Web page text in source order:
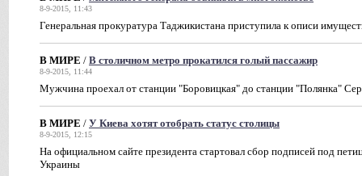
8-9-2015, 11:43
Генеральная прокуратура Таджикистана приступила к описи
В МИРЕ / В столичном метро прокатился голый пассажир
8-9-2015, 11:44
Мужчина проехал от станции "Боровицкая" до станции "Полянка"
В МИРЕ / У Киева хотят отобрать статус столицы
8-9-2015, 12:15
На официальном сайте президента стартовал сбор подписей под
Украины